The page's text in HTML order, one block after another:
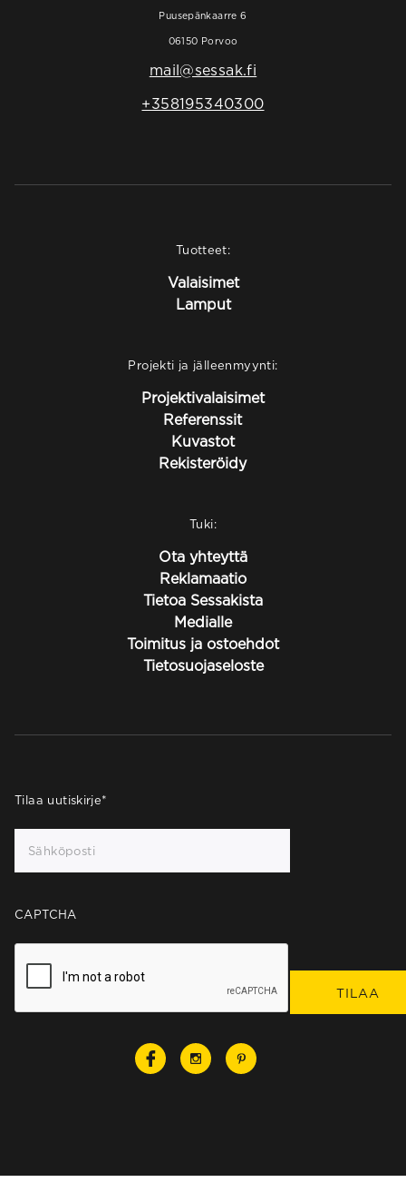
Puusepänkaarre 6
06150 Porvoo
mail@sessak.fi
+358195340300
Tuotteet:
Valaisimet
Lamput
Projekti ja jälleenmyynti:
Projektivalaisimet
Referenssit
Kuvastot
Rekisteröidy
Tuki:
Ota yhteyttä
Reklamaatio
Tietoa Sessakista
Medialle
Toimitus ja ostoehdot
Tietosuojaseloste
Tilaa uutiskirje*
CAPTCHA